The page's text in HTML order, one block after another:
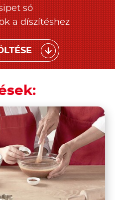
só
a díszítéshez